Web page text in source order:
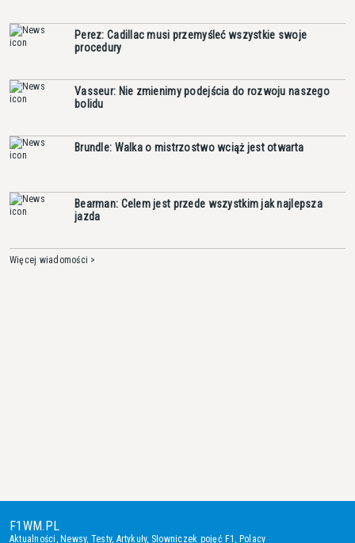
Perez: Cadillac musi przemyśleć wszystkie swoje
procedury
Vasseur: Nie zmienimy podejścia do rozwoju naszego
bolidu
Brundle: Walka o mistrzostwo wciąż jest otwarta
Bearman: Celem jest przede wszystkim jak najlepsza
jazda
Więcej wiadomości >
F1WM.PL
Aktualności, Newsy, Testy, Artykuły, Słowniczek pojęć F1, Polacy